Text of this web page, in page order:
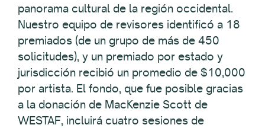
panorama cultural de la región occidental.
Nuestro equipo de revisores identificó a 18
premiados (de un grupo de más de 450
solicitudes), y un premiado por estado y
jurisdicción recibió un promedio de $10,000
por artista. El fondo, que fue posible gracias
a la donación de MacKenzie Scott de
WESTAF, incluirá cuatro sesiones de